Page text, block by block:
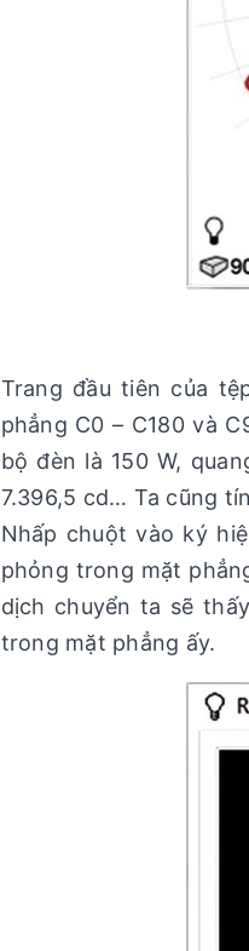
Trang đầu tiên của
phẳng C0 – C180 và
bộ đèn là 150 W,
7.396,5 cd… Ta cũng
Nhấp chuột vào ký
phỏng trong mặt
dịch chuyển ta sẽ
trong mặt phẳng ấy.